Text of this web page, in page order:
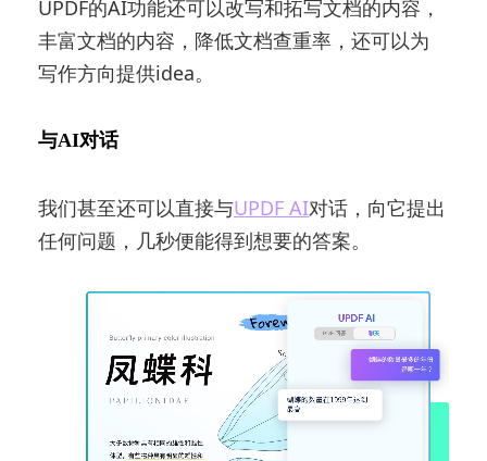
UPDF的AI功能还可以改写和拓写文档的内容，
丰富文档的内容，降低文档查重率，还可以为
写作方向提供idea。
与AI对话
我们甚至还可以直接与UPDF AI对话，向它提出
任何问题，几秒便能得到想要的答案。